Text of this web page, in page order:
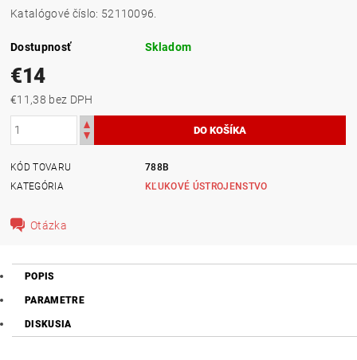
Katalógové číslo: 52110096.
Dostupnosť Skladom
€14
€11,38 bez DPH
KÓD TOVARU
788B
KATEGÓRIA
KĽUKOVÉ ÚSTROJENSTVO
Otázka
POPIS
PARAMETRE
DISKUSIA